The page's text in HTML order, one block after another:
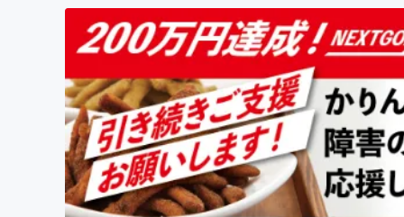
アート・写真
テクノロジー・ガジェット
映像・映画
ビジネス・起業